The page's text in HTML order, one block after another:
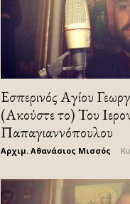
Εσπερινός Αγίου
(Ακούστε το) Του
Παπαγιαννόπουλου
Αρχιμ. Αθανάσιος Μισσός